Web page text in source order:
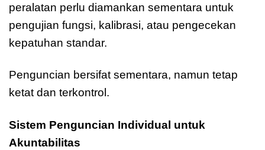
peralatan perlu diamankan sementara untuk
pengujian fungsi, kalibrasi, atau pengecekan
kepatuhan standar.
Penguncian bersifat sementara, namun tetap
ketat dan terkontrol.
Sistem Penguncian Individual untuk
Akuntabilitas